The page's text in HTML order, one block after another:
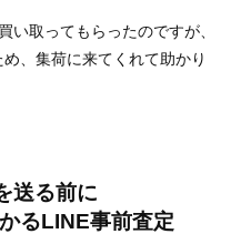
い取ってもらったのですが、
、集荷に来てくれて助かり
送る前に
るLINE事前査定